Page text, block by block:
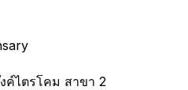
ไตรโคม สาขา 2